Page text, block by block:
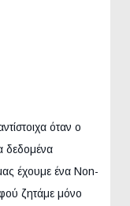
όταν ο
δεδομένα
έχουμε ένα Non-
ζητάμε μόνο